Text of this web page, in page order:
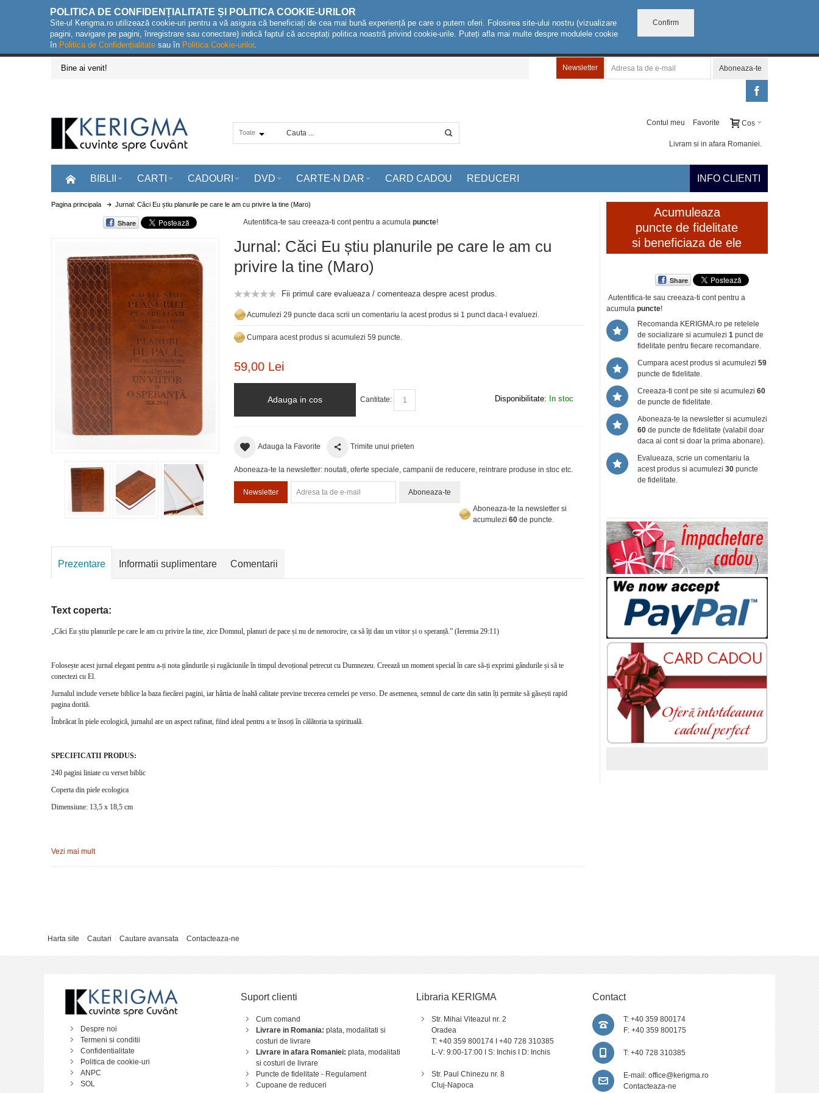
POLITICA DE CONFIDENȚIALITATE ȘI POLITICA COOKIE-URILOR
Site-ul Kerigma.ro utilizează cookie-uri pentru a vă asigura că beneficiați de cea mai bună experiență pe care o putem oferi. Folosirea site-ului nostru (vizualizare
pagini, navigare pe pagini, înregistrare sau conectare) indică faptul că acceptați politica noastră privind cookie-urile. Puteți afla mai multe despre modulele cookie
în Politica de Confidențialitate sau în Politica Cookie-urilor.
Confirm
Bine ai venit! Newsletter Aboneaza-te
Toate
Cos
Contul meu Favorite
Livram si in afara Romaniei.
BIBLII CARTI CADOURI DVD CARTE-N DAR CARD CADOU REDUCERI INFO CLIENTI
Pagina principala Jurnal: Căci Eu știu planurile pe care le am cu privire la tine (Maro)
Share Autentifica-te sau creeaza-ti cont pentru a acumula puncte!
Jurnal: Căci Eu știu planurile pe care le am cu
privire la tine (Maro)
Fii primul care evalueaza / comenteaza despre acest produs.
Acumulezi 29 puncte daca scrii un comentariu la acest produs si 1 punct daca-l evaluezi.
Cumpara acest produs si acumulezi 59 puncte.
59,00 Lei
Cantitate:
Adauga in cos Disponibilitate: In stoc
Adauga la Favorite Trimite unui prieten
Aboneaza-te la newsletter: noutati, oferte speciale, campanii de reducere, reintrare produse in stoc etc.
Newsletter
Aboneaza-te
Aboneaza-te la newsletter si
acumulezi 60de puncte.
Acumuleaza
puncte de fidelitate
si beneficiaza de ele
Share
Autentifica-te sau creeaza-ti contpentru a
acumula puncte!
Recomanda KERIGMA.ro pe retelele
de socializare si acumulezi 1 punct de
fidelitate pentru fiecare recomandare.
Cumpara acest produs si acumulezi 59
puncte de fidelitate.
Creeaza-ti cont pe site si acumulezi 60
de puncte de fidelitate.
Aboneaza-te la newsletter si acumulezi
60de puncte de fidelitate (valabil doar
daca ai cont si doar la prima abonare).
Evalueaza, scrie un comentariu la
acest produs si acumulezi 30puncte
de fidelitate.
Prezentare Informatii suplimentare Comentarii
Text coperta:
„Căci Eu știu planurile pe care le am cu privire la tine, zice Domnul, planuri de pace și nu de nenorocire, ca să îți dau un viitor și o speranță.” (Ieremia 29:11)
Folosește acest jurnal elegant pentru a-ți nota gândurile și rugăciunile în timpul devoțional petrecut cu Dumnezeu. Creează un moment special în care să-ți exprimi gândurile și să te
conectezi cu El.
Jurnalul include versete biblice la baza fiecărei pagini, iar hârtia de înaltă calitate previne trecerea cernelei pe verso. De asemenea, semnul de carte din satin îți permite să găsești rapid
pagina dorită.
Îmbrăcat în piele ecologică, jurnalul are un aspect rafinat, fiind ideal pentru a te însoți în călătoria ta spirituală.
SPECIFICATII PRODUS:
240 pagini liniate cu verset biblic
Coperta din piele ecologica
Dimensiune: 13,5 x 18,5 cm
Format:
Material coperta:
Piele ecologica
Vezi mai mult
Harta site Cautari Cautare avansata Contacteaza-ne
Despre noi
Termeni si conditii
Confidentialitate
Politica de cookie-uri
ANPC
SOL
Suport clienti
Cum comand
Livrare in Romania: plata, modalitati si
costuri de livrare
Livrare in afara Romaniei: plata, modalitati
si costuri de livrare
Puncte de fidelitate - Regulament
Cupoane de reduceri
Libraria KERIGMA
Str. Mihai Viteazul nr. 2
Oradea
T: +40 359 800174 I +40 728 310385
L-V: 9:00-17:00 I S: Inchis I D: Inchis
Str. Paul Chinezu nr. 8
Cluj-Napoca
Contact
T: +40 359 800174
F: +40 359 800175
T: +40 728 310385
E-mail: office@kerigma.ro
Contacteaza-ne